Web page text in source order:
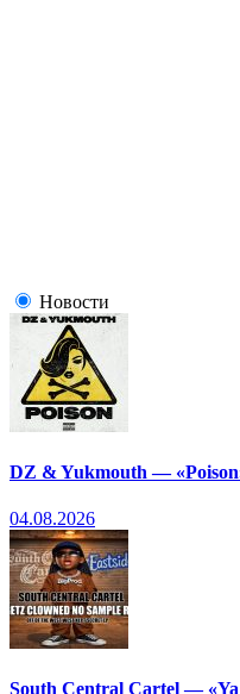
Новости
DZ & Yukmouth —
04.08.2026
South Central Cartel — «Ya